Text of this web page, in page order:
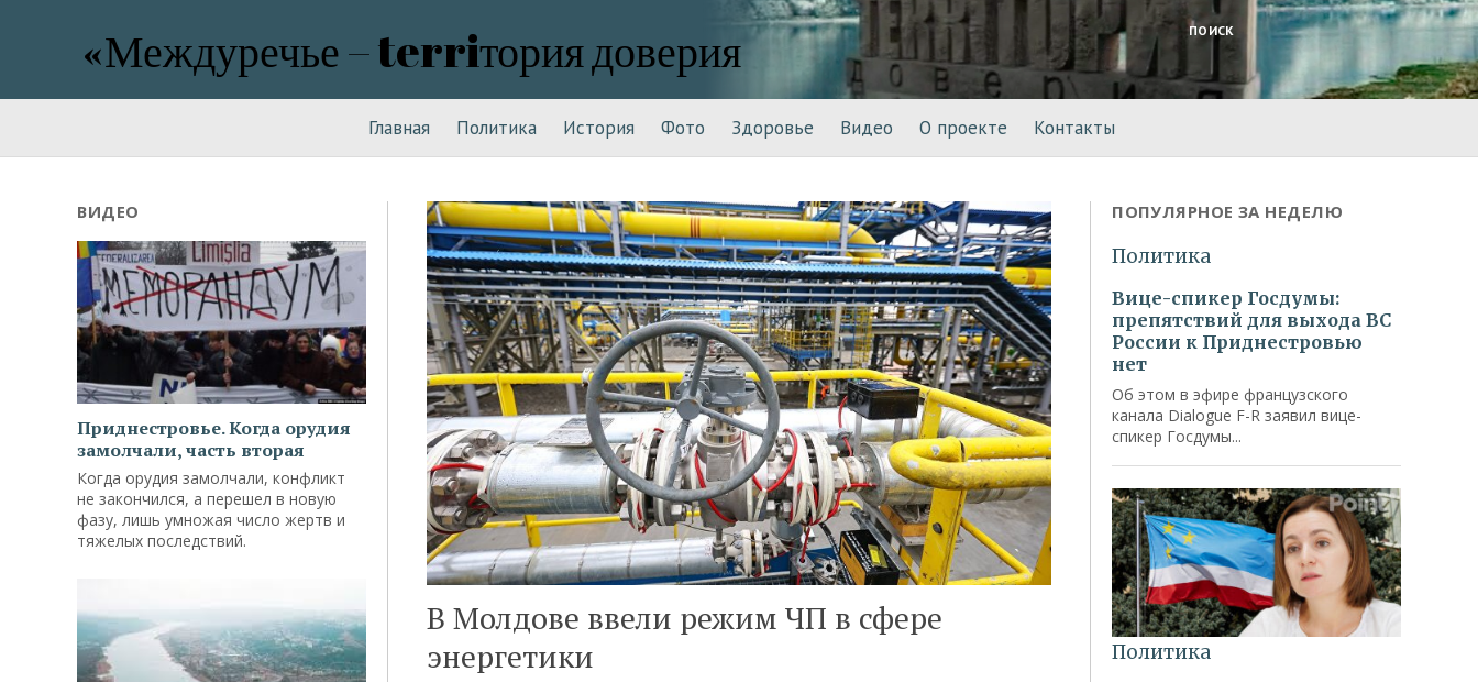
«Междуречье – terriтория доверия ПОИСК
Главная Политика История Фото Здоровье Видео О проекте Контакты
ВИДЕО
Приднестровье. Когда орудия
замолчали, часть вторая
Когда орудия замолчали, конфликт
не закончился, а перешел в новую
фазу, лишь умножая число жертв и
тяжелых последствий.
В Молдове ввели режим ЧП в сфере
энергетики
ПОПУЛЯРНОЕ ЗА НЕДЕЛЮ